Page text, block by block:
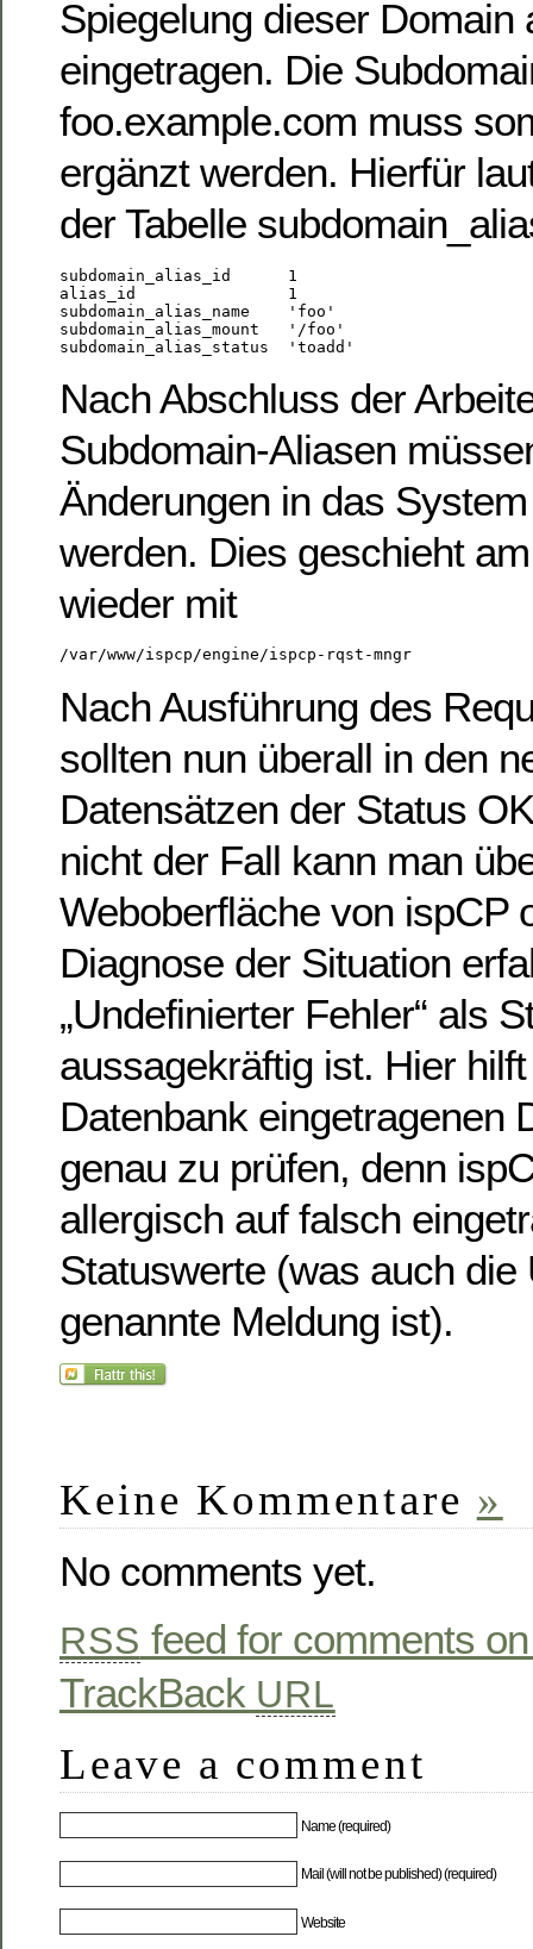
Spiegelung dieser Domain
eingetragen. Die
foo.example.com muss
ergänzt werden. Hierfür
der Tabelle
subdomain_alias_id      1
alias_id                1
subdomain_alias_name    'foo'
subdomain_alias_mount   '/foo'
Nach Abschluss der
Subdomain-Aliasen
Änderungen in das
werden. Dies geschieht
wieder mit
/var/www/ispcp/engine/ispcp-rqst-mngr
Nach Ausführung des
sollten nun überall in den
Datensätzen der Status
nicht der Fall kann man
Weboberfläche von ispCP
Diagnose der Situation
„Undefinierter Fehler“ als
aussagekräftig ist. Hier
Datenbank eingetragenen
genau zu prüfen, denn
allergisch auf falsch
Statuswerte (was auch die
genannte Meldung ist).
Keine Kommentare »
No comments yet.
RSS feed for comments
TrackBack URL
Leave a comment
Name (required)
Mail (will not be published) (required)
Website